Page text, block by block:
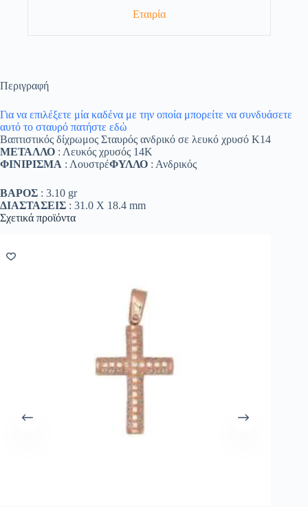
Εταιρία
Περιγραφή
Για να επιλέξετε μία καδένα με την οποία μπορείτε να συνδυάσετε
αυτό το σταυρό πατήστε εδώ
Βαπτιστικός δίχρωμος Σταυρός ανδρικό σε λευκό χρυσό Κ14
ΜΕΤΑΛΛΟ : Λευκός χρυσός 14K
ΦΙΝΙΡΙΣΜΑ : ΛουστρέΦΥΛΛΟ : Ανδρικός
ΒΑΡΟΣ : 3.10 gr
ΔΙΑΣΤΑΣΕΙΣ : 31.0 Χ 18.4 mm
Σχετικά προϊόντα